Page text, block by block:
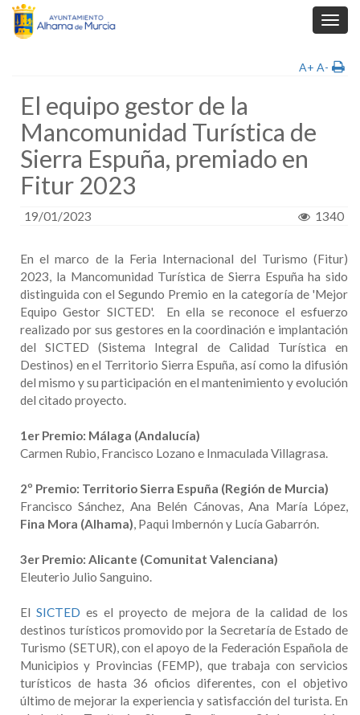
A+ A-
El equipo gestor de la
Mancomunidad Turística de
Sierra Espuña, premiado en
Fitur 2023
19/01/2023 1340
En el marco de la Feria Internacional del Turismo (Fitur)
2023, la Mancomunidad Turística de Sierra Espuña ha sido
distinguida con el Segundo Premio en la categoría de 'Mejor
Equipo Gestor SICTED'. En ella se reconoce el esfuerzo
realizado por sus gestores en la coordinación e implantación
del SICTED (Sistema Integral de Calidad Turística en
Destinos) en el Territorio Sierra Espuña, así como la difusión
del mismo y su participación en el mantenimiento y evolución
del citado proyecto.
1er Premio: Málaga (Andalucía)
Carmen Rubio, Francisco Lozano e Inmaculada Villagrasa.
2º Premio: Territorio Sierra Espuña (Región de Murcia)
Francisco Sánchez, Ana Belén Cánovas, Ana María López,
Fina Mora (Alhama), Paqui Imbernón y Lucía Gabarrón.
3er Premio: Alicante (Comunitat Valenciana)
Eleuterio Julio Sanguino.
El SICTED es el proyecto de mejora de la calidad de los
destinos turísticos promovido por la Secretaría de Estado de
Turismo (SETUR), con el apoyo de la Federación Española de
Municipios y Provincias (FEMP), que trabaja con servicios
turísticos de hasta 36 oficios diferentes, con el objetivo
último de mejorar la experiencia y satisfacción del turista. En